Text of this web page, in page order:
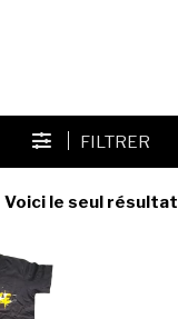
FILTRER
Voici le seul résultat